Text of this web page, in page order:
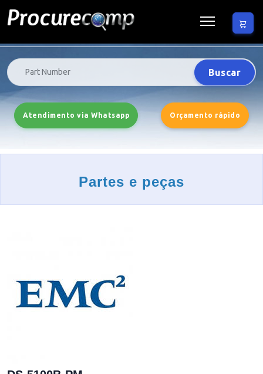
Buscar
Atendimento via Whatsapp Orçamento rápido
Partes e peças